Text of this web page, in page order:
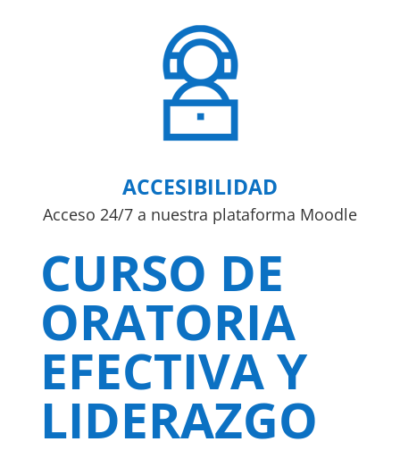
ACCESIBILIDAD
Acceso 24/7 a nuestra plataforma Moodle
CURSO DE
ORATORIA
EFECTIVA Y
LIDERAZGO